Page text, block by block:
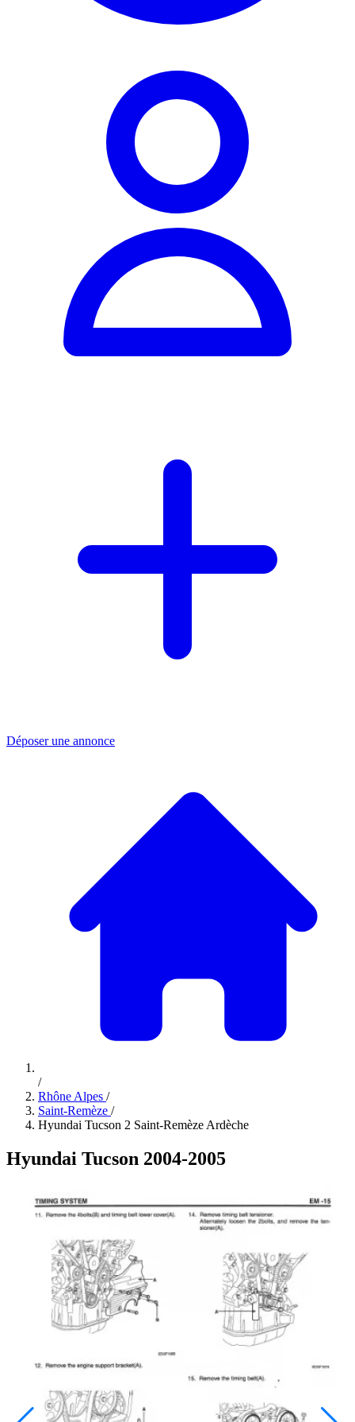
Déposer une annonce
/
Rhône Alpes /
Saint-Remèze /
Hyundai Tucson 2 Saint-Remèze Ardèche
Hyundai Tucson 2004-2005